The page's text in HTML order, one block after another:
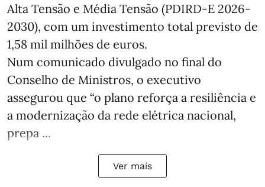
Alta Tensão e Média Tensão (PDIRD-E 2026-
2030), com um investimento total previsto de
1,58 mil milhões de euros.
Num comunicado divulgado no final do
Conselho de Ministros, o executivo
assegurou que “o plano reforça a resiliência e
a modernização da rede elétrica nacional,
prepa ...
Ver mais